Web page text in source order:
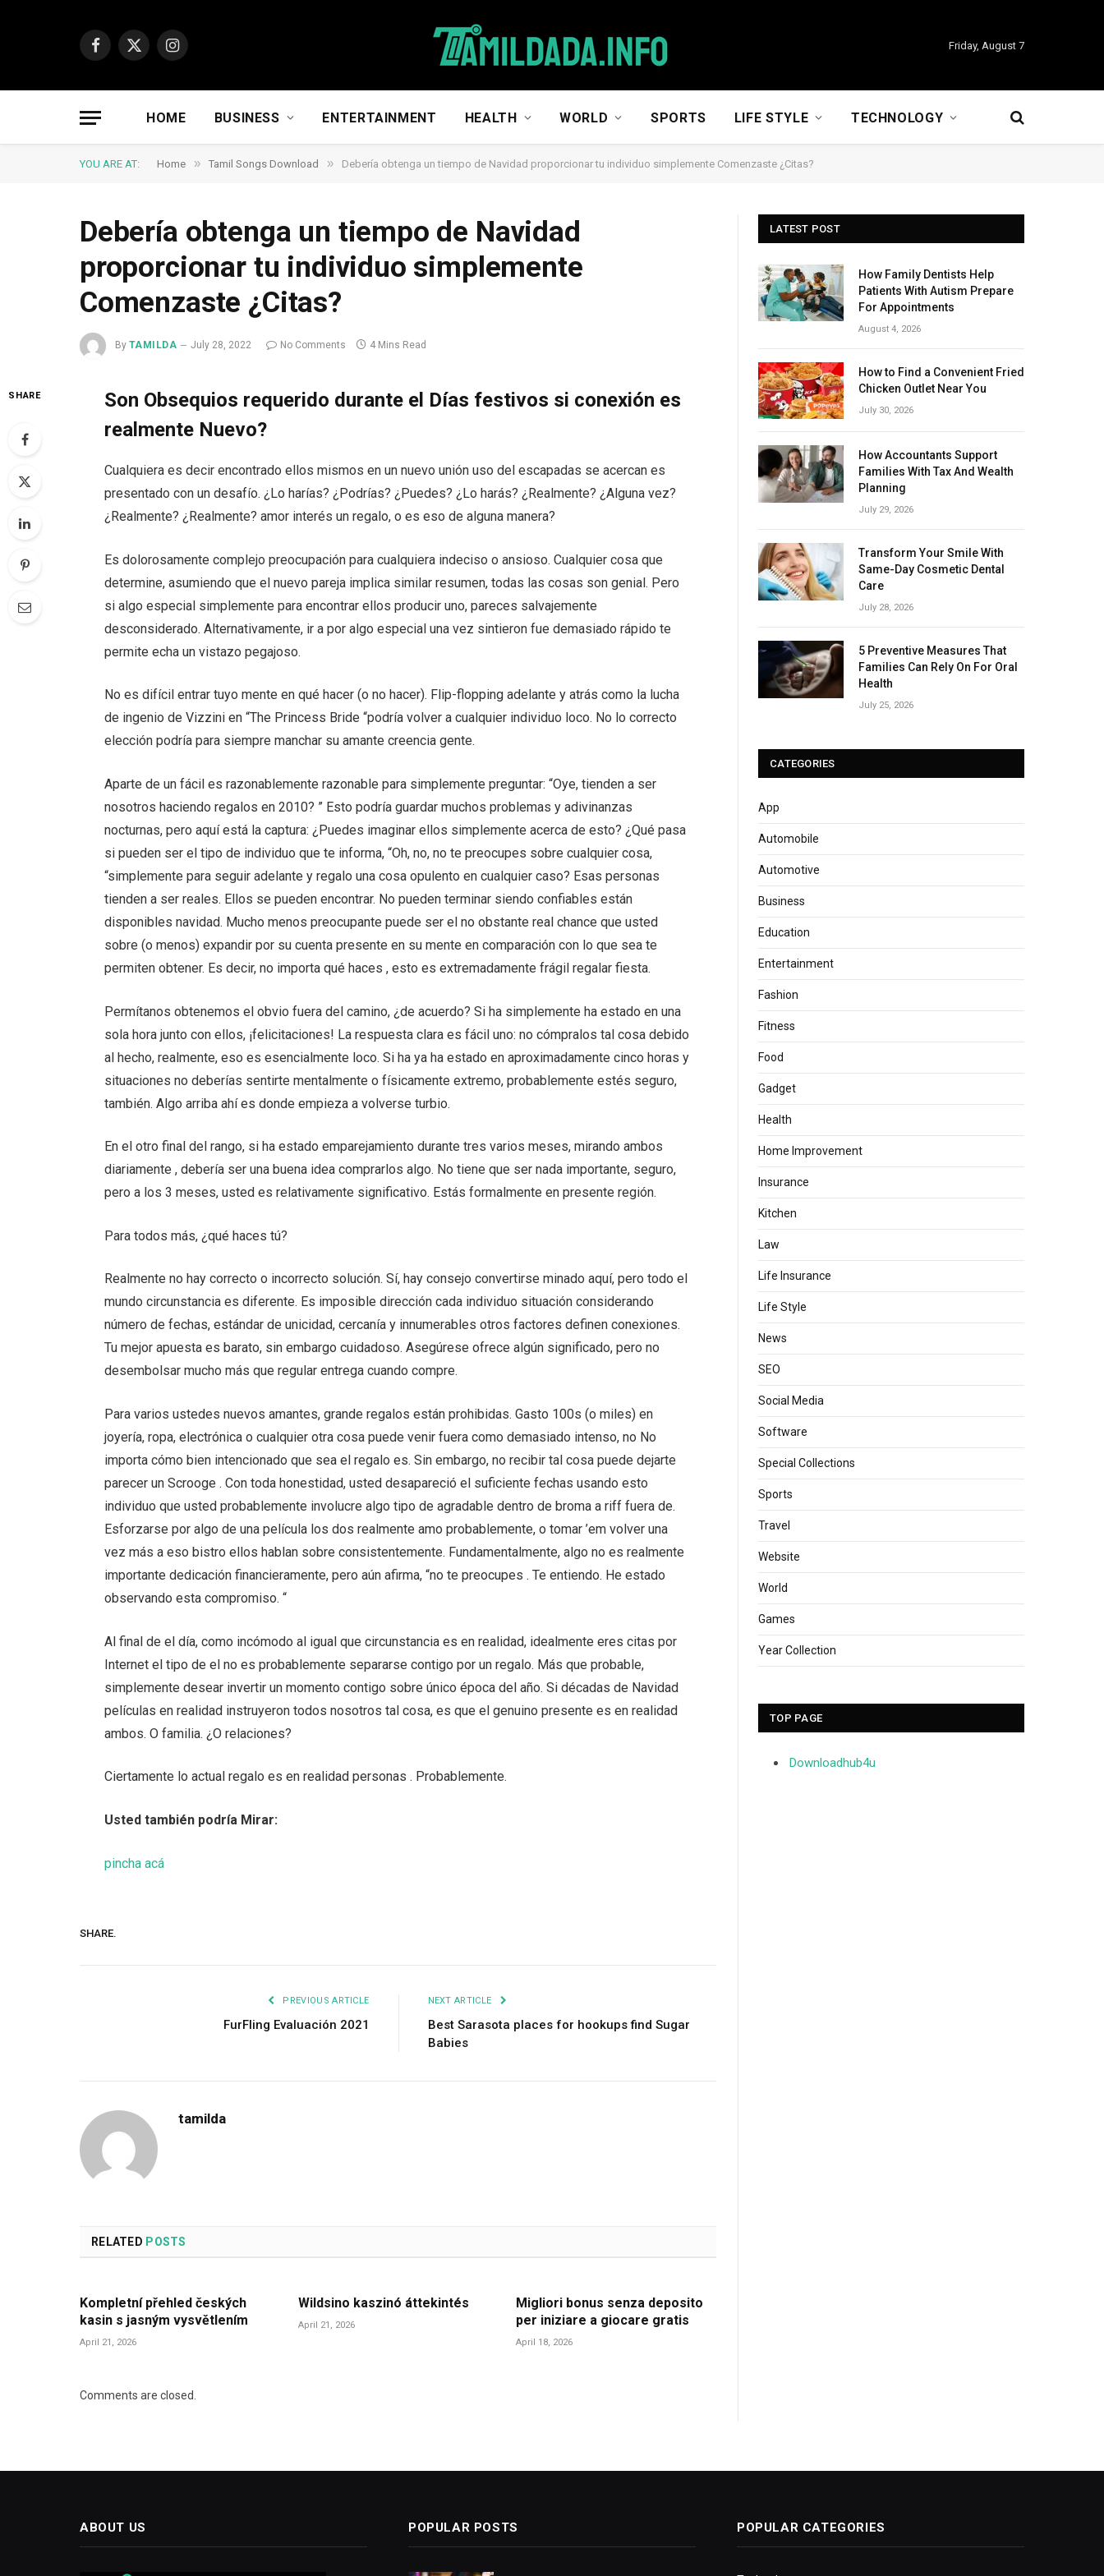
Facebook
X
Instagram
Friday, August 7
HOME BUSINESS ENTERTAINMENT HEALTH WORLD SPORTS LIFE STYLE TECHNOLOGY
YOU ARE AT: Home » Tamil Songs Download » Debería obtenga un tiempo de Navidad proporcionar tu individuo simplemente Comenzaste ¿Citas?
Debería obtenga un tiempo de Navidad
proporcionar tu individuo simplemente
Comenzaste ¿Citas?
By TAMILDA July 28, 2022 No Comments 4 Mins Read
SHARE
Son Obsequios requerido durante el Días festivos si conexión es
realmente Nuevo?
Cualquiera es decir encontrado ellos mismos en un nuevo unión uso del escapadas se acercan es
presentado con un desafío. ¿Lo harías? ¿Podrías? ¿Puedes? ¿Lo harás? ¿Realmente? ¿Alguna vez?
¿Realmente? ¿Realmente? amor interés un regalo, o es eso de alguna manera?
Es dolorosamente complejo preocupación para cualquiera indeciso o ansioso. Cualquier cosa que
determine, asumiendo que el nuevo pareja implica similar resumen, todas las cosas son genial. Pero
si algo especial simplemente para encontrar ellos producir uno, pareces salvajemente
desconsiderado. Alternativamente, ir a por algo especial una vez sintieron fue demasiado rápido te
permite echa un vistazo pegajoso.
No es difícil entrar tuyo mente en qué hacer (o no hacer). Flip-flopping adelante y atrás como la lucha
de ingenio de Vizzini en “The Princess Bride “podría volver a cualquier individuo loco. No lo correcto
elección podría para siempre manchar su amante creencia gente.
Aparte de un fácil es razonablemente razonable para simplemente preguntar: “Oye, tienden a ser
nosotros haciendo regalos en 2010? ” Esto podría guardar muchos problemas y adivinanzas
nocturnas, pero aquí está la captura: ¿Puedes imaginar ellos simplemente acerca de esto? ¿Qué pasa
si pueden ser el tipo de individuo que te informa, “Oh, no, no te preocupes sobre cualquier cosa,
“simplemente para seguir adelante y regalo una cosa opulento en cualquier caso? Esas personas
tienden a ser reales. Ellos se pueden encontrar. No pueden terminar siendo confiables están
disponibles navidad. Mucho menos preocupante puede ser el no obstante real chance que usted
sobre (o menos) expandir por su cuenta presente en su mente en comparación con lo que sea te
permiten obtener. Es decir, no importa qué haces , esto es extremadamente frágil regalar fiesta.
Permítanos obtenemos el obvio fuera del camino, ¿de acuerdo? Si ha simplemente ha estado en una
sola hora junto con ellos, ¡felicitaciones! La respuesta clara es fácil uno: no cómpralos tal cosa debido
al hecho, realmente, eso es esencialmente loco. Si ha ya ha estado en aproximadamente cinco horas y
situaciones no deberías sentirte mentalmente o físicamente extremo, probablemente estés seguro,
también. Algo arriba ahí es donde empieza a volverse turbio.
En el otro final del rango, si ha estado emparejamiento durante tres varios meses, mirando ambos
diariamente , debería ser una buena idea comprarlos algo. No tiene que ser nada importante, seguro,
pero a los 3 meses, usted es relativamente significativo. Estás formalmente en presente región.
Para todos más, ¿qué haces tú?
Realmente no hay correcto o incorrecto solución. Sí, hay consejo convertirse minado aquí, pero todo el
mundo circunstancia es diferente. Es imposible dirección cada individuo situación considerando
número de fechas, estándar de unicidad, cercanía y innumerables otros factores definen conexiones.
Tu mejor apuesta es barato, sin embargo cuidadoso. Asegúrese ofrece algún significado, pero no
desembolsar mucho más que regular entrega cuando compre.
Para varios ustedes nuevos amantes, grande regalos están prohibidas. Gasto 100s (o miles) en
joyería, ropa, electrónica o cualquier otra cosa puede venir fuera como demasiado intenso, no No
importa cómo bien intencionado que sea el regalo es. Sin embargo, no recibir tal cosa puede dejarte
parecer un Scrooge . Con toda honestidad, usted desapareció el suficiente fechas usando esto
individuo que usted probablemente involucre algo tipo de agradable dentro de broma a riff fuera de.
Esforzarse por algo de una película los dos realmente amo probablemente, o tomar ’em volver una
vez más a eso bistro ellos hablan sobre consistentemente. Fundamentalmente, algo no es realmente
importante dedicación financieramente, pero aún afirma, “no te preocupes . Te entiendo. He estado
observando esta compromiso. “
Al final de el día, como incómodo al igual que circunstancia es en realidad, idealmente eres citas por
Internet el tipo de el no es probablemente separarse contigo por un regalo. Más que probable,
simplemente desear invertir un momento contigo sobre único época del año. Si décadas de Navidad
películas en realidad instruyeron todos nosotros tal cosa, es que el genuino presente es en realidad
ambos. O familia. ¿O relaciones?
Ciertamente lo actual regalo es en realidad personas . Probablemente.
Usted también podría Mirar:
pincha acá
SHARE.
PREVIOUS ARTICLE
FurFling Evaluación 2021
NEXT ARTICLE
Best Sarasota places for hookups find Sugar
Babies
tamilda
RELATED POSTS
Kompletní přehled českých
kasin s jasným vysvětlením
April 21, 2026
Wildsino kaszinó áttekintés
April 21, 2026
Migliori bonus senza deposito
per iniziare a giocare gratis
April 18, 2026
Comments are closed.
LATEST POST
How Family Dentists Help
Patients With Autism Prepare
For Appointments
August 4, 2026
How to Find a Convenient Fried
Chicken Outlet Near You
July 30, 2026
How Accountants Support
Families With Tax And Wealth
Planning
July 29, 2026
Transform Your Smile With
Same-Day Cosmetic Dental
Care
July 28, 2026
5 Preventive Measures That
Families Can Rely On For Oral
Health
July 25, 2026
CATEGORIES
App
Automobile
Automotive
Business
Education
Entertainment
Fashion
Fitness
Food
Gadget
Health
Home Improvement
Insurance
Kitchen
Law
Life Insurance
Life Style
News
SEO
Social Media
Software
Special Collections
Sports
Travel
Website
World
Games
Year Collection
TOP PAGE
Downloadhub4u
ABOUT US POPULAR POSTS POPULAR CATEGORIES